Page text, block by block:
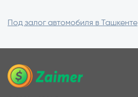
Под залог автомобиля в Ташкенте